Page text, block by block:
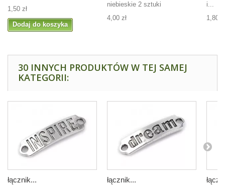
1,50 zł
Dodaj do koszyka
niebieskie 2 sztuki
4,00 zł
i...
1,80
30 INNYCH PRODUKTÓW W TEJ SAMEJ
KATEGORII:
łącznik... łącznik...